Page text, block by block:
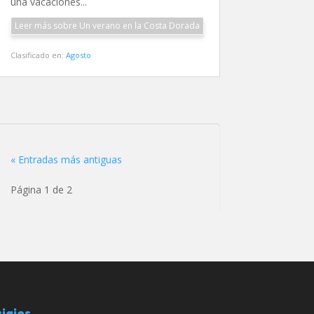
Leer más sobre Un verano en la Costa Dorada
Clasificado en:Agosto
« Entradas más antiguas
Página 1 de 2